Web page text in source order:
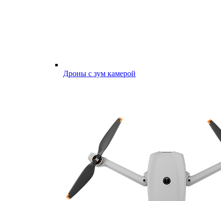
Дроны с зум камерой